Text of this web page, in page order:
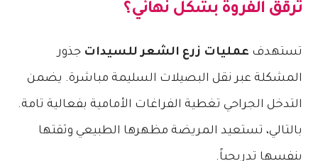
ترقق الفروة بشكل نهائي؟
تستهدف عمليات زرع الشعر للسيدات جذور
المشكلة عبر نقل البصيلات السليمة مباشرة. يضمن
التدخل الجراحي تغطية الفراغات الأمامية بفعالية تامة.
بالتالي، تستعيد المريضة مظهرها الطبيعي وثقتها
بنفسها تدريجياً.